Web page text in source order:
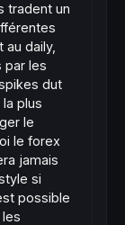
tradent un
daily,
par les
dut
plus
le
le forex
jamais
si
possible